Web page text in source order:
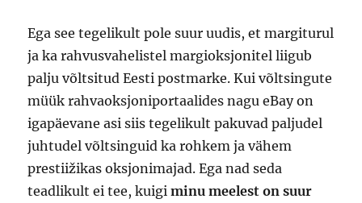
Ega see tegelikult pole suur uudis, et margiturul
ja ka rahvusvahelistel margioksjonitel liigub
palju võltsitud Eesti postmarke. Kui võltsingute
müük rahvaoksjoniportaalides nagu eBay on
igapäevane asi siis tegelikult pakuvad paljudel
juhtudel võltsinguid ka rohkem ja vähem
prestiižikas oksjonimajad. Ega nad seda
teadlikult ei tee, kuigiminu meelest on suur